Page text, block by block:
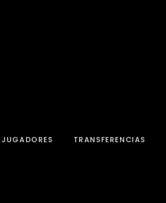
JUGADORES TRANSFERENCIAS